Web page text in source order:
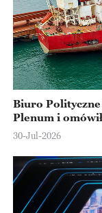
Biuro Polityczne
Plenum i
30-Jul-2026